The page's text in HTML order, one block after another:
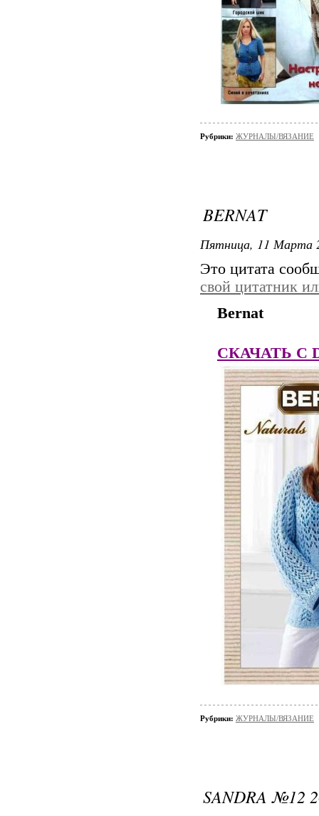
Рубрики: ЖУРНАЛЫ/ВЯЗАНИЕ
BERNAT
Пятница, 11 Марта
Это цитата
свой цитатник
Bernat
СКАЧАТЬ C
Рубрики: ЖУРНАЛЫ/ВЯЗАНИЕ
SANDRA №12